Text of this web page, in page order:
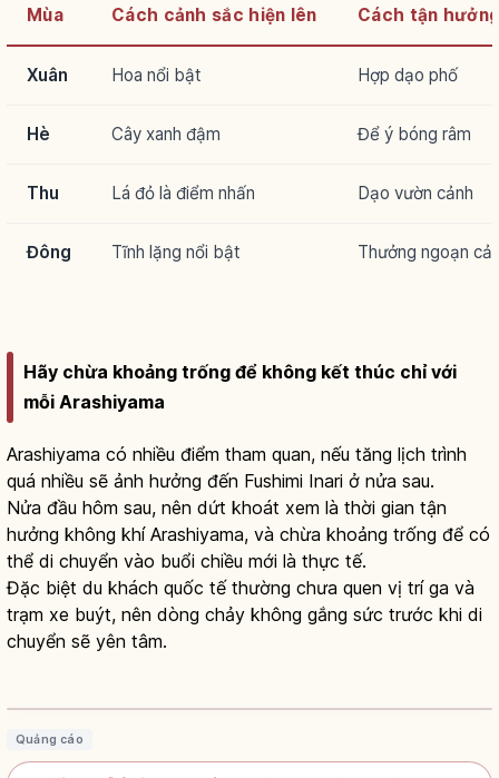
Mùa Cách cảnh sắc hiện lên Cách tận
Xuân Hoa nổi bật Hợp dạo phố
Hè Cây xanh đậm Để ý bóng râm
Thu Lá đỏ là điểm nhấn Dạo vườn cảnh
Đông Tĩnh lặng nổi bật Thưởng ngoạn
Hãy chừa khoảng trống để không kết thúc chỉ với
mỗi Arashiyama
Arashiyama có nhiều điểm tham quan, nếu tăng lịch trình
quá nhiều sẽ ảnh hưởng đến Fushimi Inari ở nửa sau.
Nửa đầu hôm sau, nên dứt khoát xem là thời gian tận
hưởng không khí Arashiyama, và chừa khoảng trống để có
thể di chuyển vào buổi chiều mới là thực tế.
Đặc biệt du khách quốc tế thường chưa quen vị trí ga và
trạm xe buýt, nên dòng chảy không gắng sức trước khi di
chuyển sẽ yên tâm.
Rừng tre ở Arashiyama, Kyoto: đường
Quảng cáo